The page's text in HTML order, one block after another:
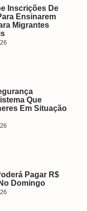
Inscrições De
Ensinarem
Migrantes
Que
Em Situação
Pagar R$
Domingo